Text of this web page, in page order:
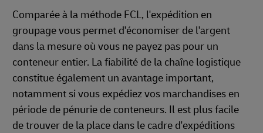
Comparée à la méthode FCL, l'expédition en
groupage vous permet d'économiser de l'argent
dans la mesure où vous ne payez pas pour un
conteneur entier. La fiabilité de la chaîne logistique
constitue également un avantage important,
notamment si vous expédiez vos marchandises en
période de pénurie de conteneurs. Il est plus facile
de trouver de la place dans le cadre d'expéditions